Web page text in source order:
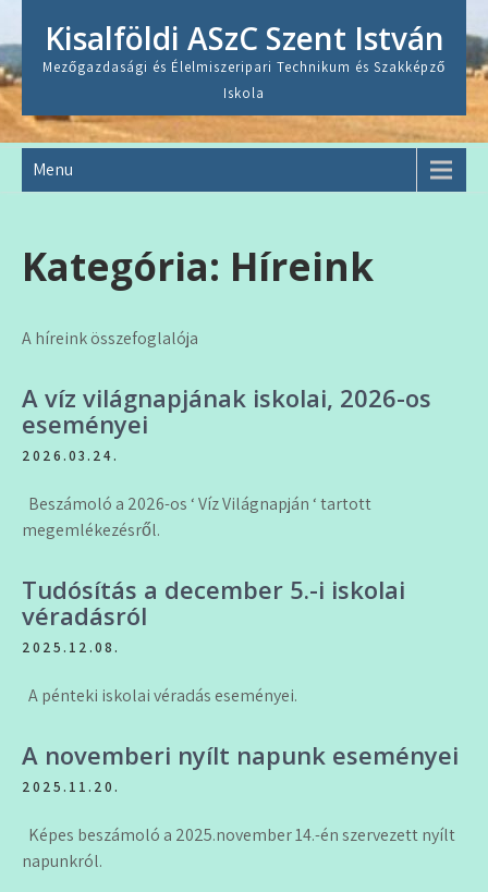
content
Kisalföldi ASzC Szent István
Mezőgazdasági és Élelmiszeripari Technikum és Szakképző
Iskola
Menu
Kategória: Híreink
A híreink összefoglalója
A víz világnapjának iskolai, 2026-os
eseményei
2026.03.24.
Beszámoló a 2026-os ‘ Víz Világnapján ‘ tartott
megemlékezésről.
Tudósítás a december 5.-i iskolai
véradásról
2025.12.08.
A pénteki iskolai véradás eseményei.
A novemberi nyílt napunk eseményei
2025.11.20.
Képes beszámoló a 2025.november 14.-én szervezett nyílt
napunkról.